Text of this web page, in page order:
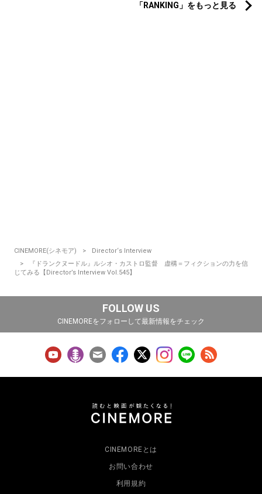
「RANKING」をもっと見る
CINEMORE(シネモア)
Director‘s Interview
『ドランクヌードル』ルシオ・カストロ監督 虚構＝フィクションの力を信
じてみる【Director’s Interview Vol.545】
FOLLOW US
CINEMOREをフォローして最新情報をチェック
CINEMOREとは
お問い合わせ
利用規約